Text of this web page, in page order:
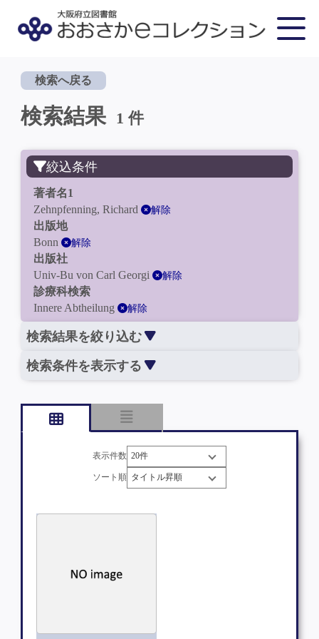
検索へ戻る
検索結果 1 件
絞込条件
著者名1
Zehnpfenning, Richard
解除
出版地
Bonn
解除
出版社
Univ-Bu von Carl Georgi
解除
診療科検索
Innere Abtheilung
解除
検索結果を絞り込む
検索条件を表示する
表示件数
ソート順